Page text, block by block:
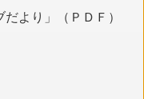
より」（ＰＤＦ）